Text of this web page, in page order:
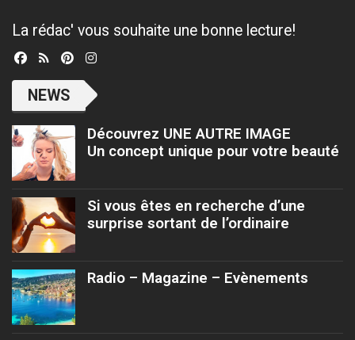
La rédac' vous souhaite une bonne lecture!
NEWS
Découvrez UNE AUTRE IMAGE
Un concept unique pour votre beauté
Si vous êtes en recherche d’une
surprise sortant de l’ordinaire
Radio – Magazine – Evènements